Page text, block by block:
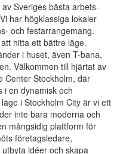
Sveriges bästa arbets-
har högklassiga lokaler
och festarrangemang.
hitta ett bättre läge.
i huset, även T-bana,
Välkommen till hjärtat av
Center Stockholm, där
i en dynamisk och
i Stockholm City är vi ett
inte bara moderna och
mångsidig plattform för
företagsledare,
idéer och skapa